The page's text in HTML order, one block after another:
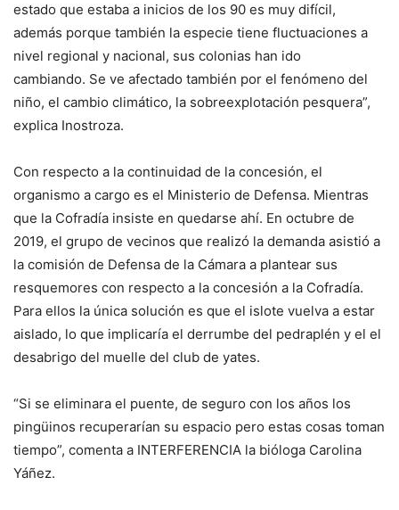
estado que estaba a inicios de los 90 es muy difícil,
además porque también la especie tiene fluctuaciones a
nivel regional y nacional, sus colonias han ido
cambiando. Se ve afectado también por el fenómeno del
niño, el cambio climático, la sobreexplotación pesquera”,
explica Inostroza.
Con respecto a la continuidad de la concesión, el
organismo a cargo es el Ministerio de Defensa. Mientras
que la Cofradía insiste en quedarse ahí. En octubre de
2019, el grupo de vecinos que realizó la demanda asistió a
la comisión de Defensa de la Cámara a plantear sus
resquemores con respecto a la concesión a la Cofradía.
Para ellos la única solución es que el islote vuelva a estar
aislado, lo que implicaría el derrumbe del pedraplén y el el
desabrigo del muelle del club de yates.
“Si se eliminara el puente, de seguro con los años los
pingüinos recuperarían su espacio pero estas cosas toman
tiempo”, comenta a INTERFERENCIA la bióloga Carolina
Yáñez.